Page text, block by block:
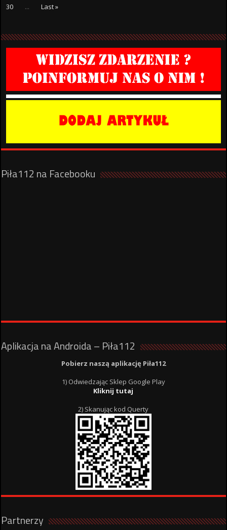
30
... Last »
Piła112 na Facebooku
Aplikacja na Androida – Piła112
Pobierz naszą aplikację Piła112
1) Odwiedzając Sklep Google Play
Kliknij tutaj
2) Skanując kod Querty
Partnerzy